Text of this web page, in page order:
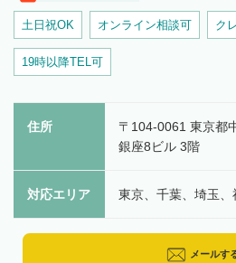
土日祝OK オンライン相談可 ク
19時以降TEL可
住所
〒104-0061 東京都
銀座8ビル 3階
対応エリア 東京、千葉、埼玉、
メールす